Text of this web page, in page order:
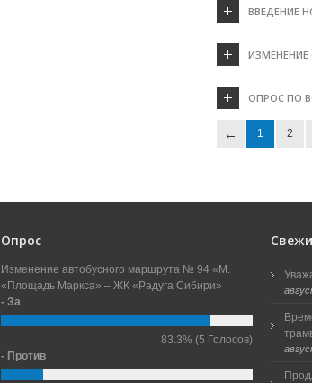
ВВЕДЕНИЕ
ОПРОС ПО
1 2
Опрос
Изменение автобусного маршрута № 94 «М.
«Площадь Маркса» – ЖК «Радуга Сибири»
- За
83.3% (5 Голосов)
- Против